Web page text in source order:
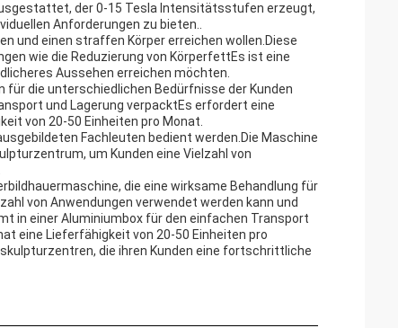
der 0-15 Tesla Intensitätsstufen erzeugt,
Anforderungen zu bieten..
und einen straffen Körper erreichen wollen.Diese
wie die Reduzierung von KörperfettEs ist eine
Aussehen erreichen möchten.
für die unterschiedlichen Bedürfnisse der Kunden
und Lagerung verpacktEs erfordert eine
von 20-50 Einheiten pro Monat.
Fachleuten bedient werden.Die Maschine
um Kunden eine Vielzahl von
die eine wirksame Behandlung für
von Anwendungen verwendet werden kann und
in einer Aluminiumbox für den einfachen Transport
eine Lieferfähigkeit von 20-50 Einheiten pro
die ihren Kunden eine fortschrittliche